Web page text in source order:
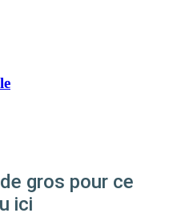
gros pour ce
ici